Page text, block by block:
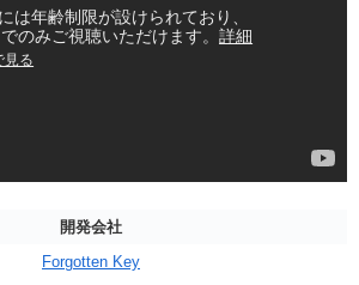
開発会社
Forgotten Key